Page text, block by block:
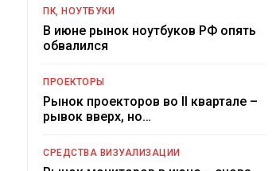
ПК, НОУТБУКИ
В июне рынок ноутбуков РФ опять
обвалился
ПРОЕКТОРЫ
Рынок проекторов во II квартале –
рывок вверх, но…
СРЕДСТВА ВИЗУАЛИЗАЦИИ
Цифровая экономика 2026.
Краткий статистический